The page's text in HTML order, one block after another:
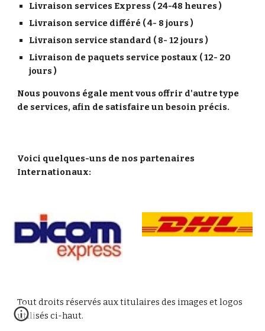
Livraison services Express ( 24-48 heures )
Livraison service différé ( 4- 8 jours )
Livraison service standard ( 8- 12 jours )
Livraison de paquets service postaux ( 12- 20
jours )
Nous pouvons égale ment vous offrir d'autre type
de services, afin de satisfaire un besoin précis.
Voici quelques-uns de nos partenaires
Internationaux:
Tout droits réservés aux titulaires des images et logos
utilisés ci-haut.